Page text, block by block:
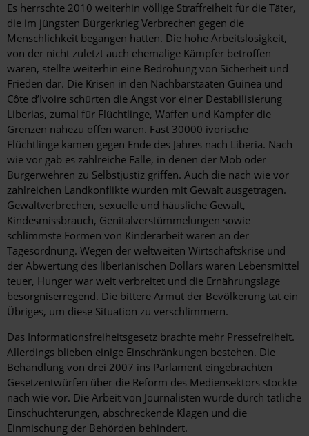
Es herrschte 2010 weiterhin völlige Straffreiheit für die Täter,
die im jüngsten Bürgerkrieg Verbrechen gegen die
Menschlichkeit begangen hatten. Die hohe Arbeitslosigkeit,
von der nicht zuletzt auch ehemalige Kämpfer betroffen
waren, stellte weiterhin eine Bedrohung von Sicherheit und
Frieden dar. Die Krisen in den Nachbarstaaten Guinea und
Côte d’Ivoire schürten die Angst vor einer Destabilisierung
Liberias, zumal für Flüchtlinge, Waffen und Kämpfer die
Grenzen nahezu offen waren. Fast 30000 ivorische
Flüchtlinge kamen gegen Ende des Jahres nach Liberia. Nach
wie vor gab es zahlreiche Fälle, in denen der Mob oder
Bürgerwehren zu Selbstjustiz griffen. Auch die nach wie vor
zahlreichen Landkonflikte wurden mit Gewalt ausgetragen.
Gewaltverbrechen, sexuelle und häusliche Gewalt,
Kindesmissbrauch, Genitalverstümmelungen sowie
schlimmste Formen von Kinderarbeit waren an der
Tagesordnung. Wegen der weltweiten Wirtschaftskrise und
der Abwertung des liberianischen Dollars waren Lebensmittel
teuer, Hunger war weit verbreitet und die Ernährungslage
besorgniserregend. Die bittere Armut der Bevölkerung tat ein
Übriges, um diese Situation zu verschlimmern.
Das Informationsfreiheitsgesetz brachte mehr Pressefreiheit.
Allerdings blieben einige Einschränkungen bestehen. Die
Behandlung von drei 2007 ins Parlament eingebrachten
Gesetzentwürfen über die Reform des Mediensektors stockte
nach wie vor. Die Arbeit von Journalisten wurde durch tätliche
Einschüchterungen, abschreckende Klagen und die
Einmischung der Behörden behindert.